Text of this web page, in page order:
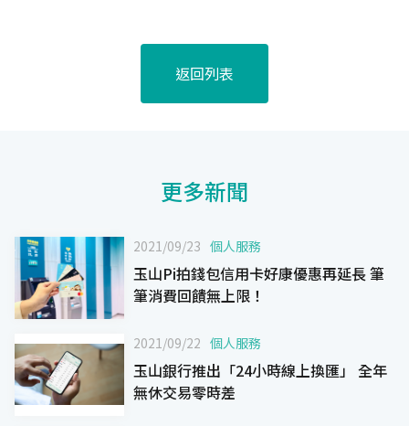
返回列表
更多新聞
2021/09/23 個人服務
玉山Pi拍錢包信用卡好康優惠再延長 筆
筆消費回饋無上限！
2021/09/22 個人服務
玉山銀行推出「24小時線上換匯」 全年
無休交易零時差